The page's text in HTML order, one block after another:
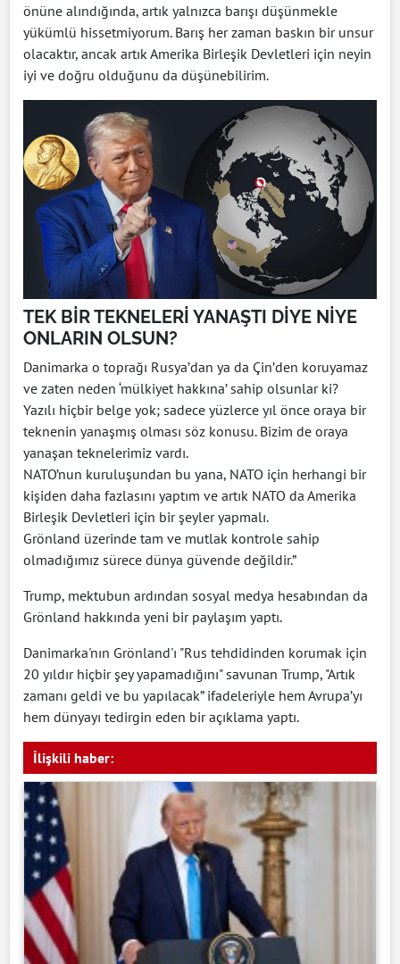
önüne alındığında, artık yalnızca barışı düşünmekle
yükümlü hissetmiyorum. Barış her zaman baskın bir unsur
olacaktır, ancak artık Amerika Birleşik Devletleri için neyin
iyi ve doğru olduğunu da düşünebilirim.
TEK BİR TEKNELERİ YANAŞTI DİYE NİYE
ONLARIN OLSUN?
Danimarka o toprağı Rusya’dan ya da Çin’den koruyamaz
ve zaten neden ‘mülkiyet hakkına’ sahip olsunlar ki?
Yazılı hiçbir belge yok; sadece yüzlerce yıl önce oraya bir
teknenin yanaşmış olması söz konusu. Bizim de oraya
yanaşan teknelerimiz vardı.
NATO’nun kuruluşundan bu yana, NATO için herhangi bir
kişiden daha fazlasını yaptım ve artık NATO da Amerika
Birleşik Devletleri için bir şeyler yapmalı.
Grönland üzerinde tam ve mutlak kontrole sahip
olmadığımız sürece dünya güvende değildir.”
Trump, mektubun ardından sosyal medya hesabından da
Grönland hakkında yeni bir paylaşım yaptı.
Danimarka'nın Grönland'ı "Rus tehdidinden korumak için
20 yıldır hiçbir şey yapamadığını" savunan Trump, "Artık
zamanı geldi ve bu yapılacak” ifadeleriyle hem Avrupa’yı
hem dünyayı tedirgin eden bir açıklama yaptı.
İlişkili haber: